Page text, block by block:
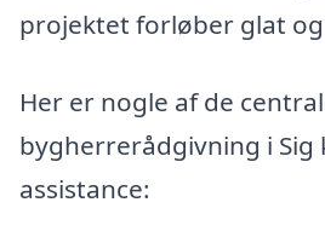
projektet forløber glat
Her er nogle af de
bygherrerådgivning i Sig
assistance: